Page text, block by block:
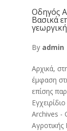
Οδηγός
Βασικά
By admin
Αρχικά,
έμφαση
επίσης
Archives -
Αγροτικής